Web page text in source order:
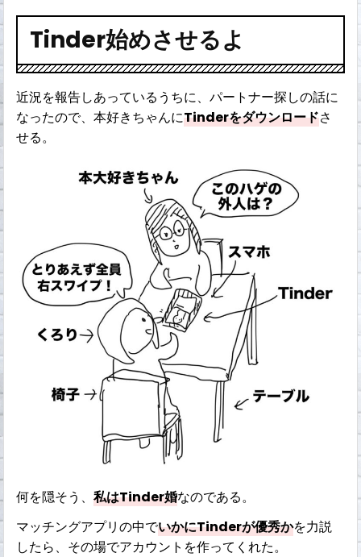
Tinder始めさせるよ
近況を報告しあっているうちに、パートナー探しの話に
なったので、本好きちゃんにTinderをダウンロードさ
せる。
何を隠そう、私はTinder婚なのである。
マッチングアプリの中でいかにTinderが優秀かを力説
したら、その場でアカウントを作ってくれた。